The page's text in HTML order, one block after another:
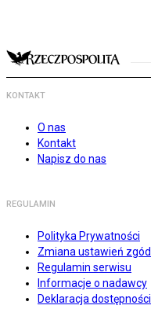
KONTAKT
O nas
Kontakt
Napisz do nas
REGULAMIN
Polityka Prywatności
Zmiana ustawień zgód
Regulamin serwisu
Informacje o nadawcy
Deklaracja dostępności